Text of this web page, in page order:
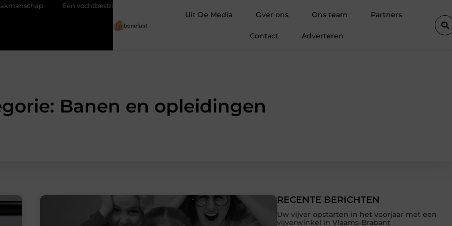
Een vochtbestrijdingsbedrijf inschakelen voor een droge kelder
Uit De Media Over ons Ons team Partners
Contact Adverteren
Banen en opleidingen
RECENTE BERICHTEN
Uw vijver opstarten in het voorjaar met een
vijverwinkel in Vlaams-Brabant